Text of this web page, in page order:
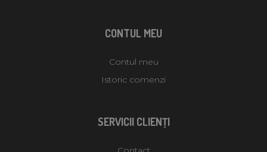
CONTUL MEU
Contul meu
Istoric comenzi
SERVICII CLIENŢI